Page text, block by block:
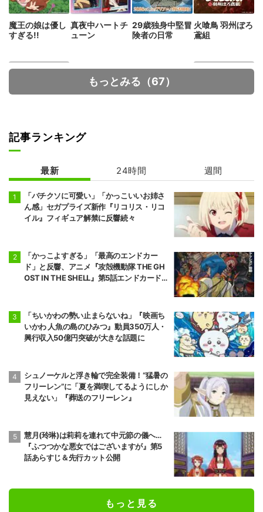
魔王の娘は優し
すぎる!!
真夜中ハートチ
ューン
29歳独身中堅冒
険者の日常
火喰鳥 羽州ぼろ
鳶組
ノ章 第2クール
もっとみる（67）
記事ランキング
最新 24時間 週間
「バチクソに可愛い」「かっこいいお姉さ
ん感」セガプライズ新作『リコリス・リコ
イル』フィギュア解禁に反響続々
「かっこよすぎる」「最高のエンドカー
ド」と反響、アニメ『攻殻機動隊 THE GH
OST IN THE SHELL』第5話エンドカード公
「ちいかわの勢い止まらないね」『映画ち
いかわ 人魚の島のひみつ』動員350万人・
興行収入50億円突破が大きな話題に
シュノーケルと浮き輪で完全装備！“猛暑の
フリーレン”に「夏を満喫してるようにしか
見えない」『葬送のフリーレン』
慧月(玲琳)は莉莉を連れて中元節の儀へ…
『ふつつかな悪女ではございますが』第5
話あらすじ＆先行カット公開
もっと見る